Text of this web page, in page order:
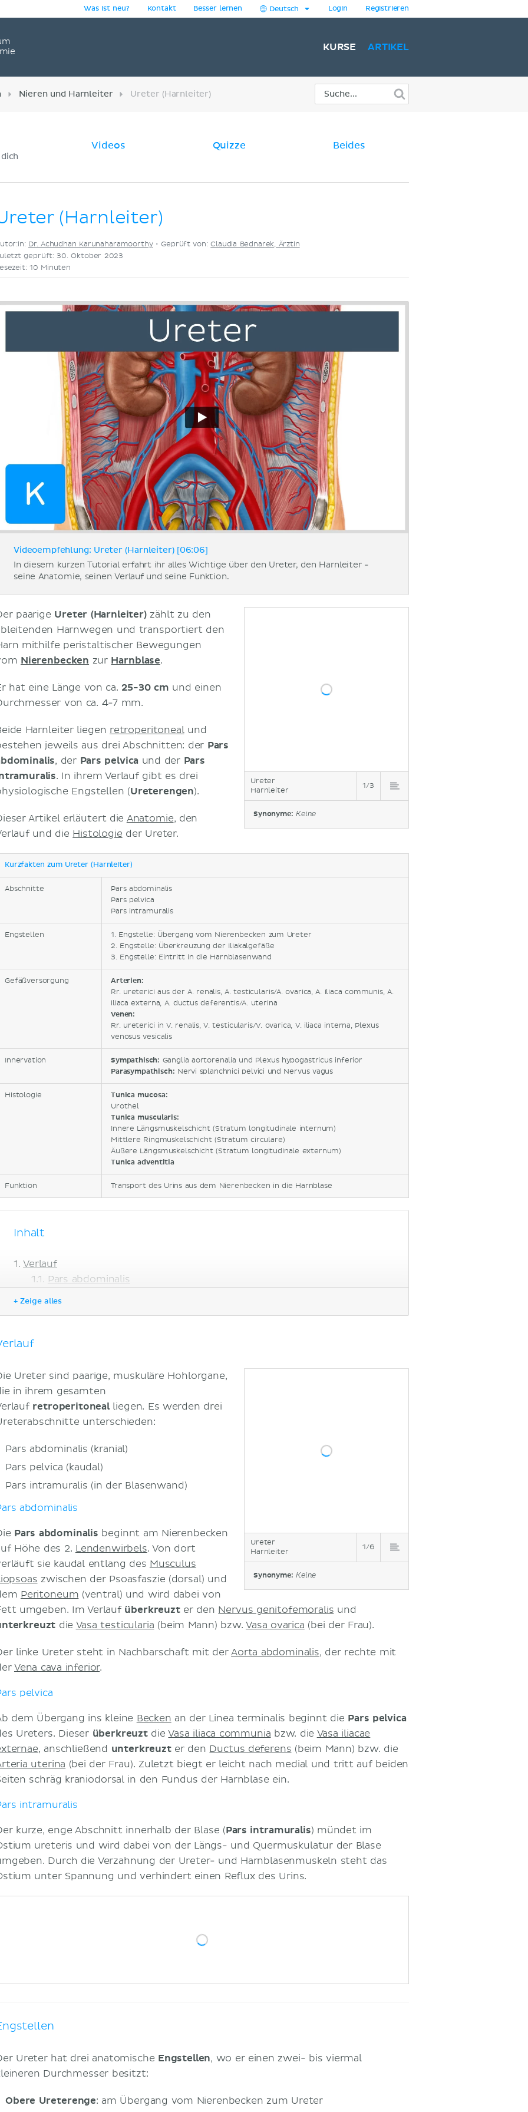
Was ist neu? Kontakt Besser lernen Deutsch Login Registrieren
KURSE ARTIKEL
Nieren und Harnleiter Ureter (Harnleiter)
Videos Quizze Beides
(Harnleiter)
Dr. Achudhan Karunaharamoorthy•Geprüft von:Claudia Bednarek, Ärztin
geprüft: 30. Oktober 2023
10 Minuten
Videoempfehlung: Ureter (Harnleiter) [06:06]
In diesem kurzen Tutorial erfahrt ihr alles Wichtige über den Ureter, den Harnleiter -
seine Anatomie, seinen Verlauf und seine Funktion.
Ureter
Harnleiter
1/3
Synonyme: Keine
paarige Ureter (Harnleiter)zählt zu den
Harnwegen und transportiert den
mithilfe peristaltischer Bewegungen
Nierenbecken zur Harnblase.
hat eine Länge von ca.25-30 cm und einen
von ca. 4-7 mm.
Harnleiter liegen retroperitonealund
jeweils aus drei Abschnitten: der Pars
, der Pars pelvica und der Pars
. In ihrem Verlauf gibt es drei
Engstellen (Ureterengen).
Artikel erläutert die Anatomie, den
und die Histologie der Ureter.
Kurzfakten zum Ureter (Harnleiter)
Abschnitte
Pars abdominalis
Pars pelvica
Pars intramuralis
Engstellen
1. Engstelle: Übergang vom Nierenbecken zum Ureter
2. Engstelle: Überkreuzung der Iliakalgefäße
3. Engstelle: Eintritt in die Harnblasenwand
Gefäßversorgung
Arterien:
Rr. ureterici aus der A. renalis, A. testicularis/A. ovarica, A. iliaca communis, A.
iliaca externa, A. ductus deferentis/A. uterina
Venen:
Rr. ureterici in V. renalis, V. testicularis/V. ovarica, V. iliaca interna, Plexus
venosus vesicalis
Innervation Sympathisch: Ganglia aortorenalia und Plexus hypogastricus inferior
Parasympathisch: Nervi splanchnici pelvici und Nervus vagus
Histologie
Tunica mucosa:
Urothel
Tunica muscularis:
Innere Längsmuskelschicht (Stratum longitudinale internum)
Mittlere Ringmuskelschicht (Stratum circulare)
Äußere Längsmuskelschicht (Stratum longitudinale externum)
Tunica adventitia
Funktion Transport des Urins aus dem Nierenbecken in die Harnblase
Inhalt
Verlauf
Pars abdominalis
Blutversorgung und Lymphabfluss
Venen
Lymphabfluss
Innervation
Histologie
Tunica muscularis
Tunica adventitia
Klinik
Harnsteine
Doppelniere
+ Zeige alles
Ureter
Harnleiter
1/6
Synonyme: Keine
Ureter sind paarige, muskuläre Hohlorgane,
in ihrem gesamten
retroperitonealliegen. Es werden drei
unterschieden:
Pars abdominalis (kranial)
Pars pelvica (kaudal)
Pars intramuralis (in der Blasenwand)
abdominalis
Pars abdominalis beginnt am Nierenbecken
Höhe des 2. Lendenwirbels. Von dort
sie kaudal entlang des Musculus
zwischen der Psoasfaszie (dorsal) und
Peritoneum (ventral) und wird dabei von
umgeben. Im Verlauf überkreuzter den Nervus genitofemoralis und
die Vasa testicularia (beim Mann) bzw.Vasa ovarica (bei der Frau).
linke Ureter steht in Nachbarschaft mit derAorta abdominalis, der rechte mit
Vena cava inferior.
pelvica
dem Übergang ins kleine Becken an der Linea terminalis beginnt die Pars pelvica
Ureters. Dieser überkreuzt dieVasa iliaca communia bzw. die Vasa iliacae
, anschließend unterkreuzt er den Ductus deferens (beim Mann) bzw. die
uterina (bei der Frau). Zuletzt biegt er leicht nach medial und tritt auf beiden
schräg kraniodorsal in den Fundus der Harnblase ein.
intramuralis
kurze, enge Abschnitt innerhalb der Blase (Pars intramuralis) mündet im
ureteris und wird dabei von der Längs- und Quermuskulatur der Blase
Durch die Verzahnung der Ureter- und Harnblasenmuskeln steht das
unter Spannung und verhindert einen Reflux des Urins.
Ureter hat drei anatomische Engstellen, wo er einen zwei- bis viermal
Durchmesser besitzt:
Obere Ureterenge: am Übergang vom Nierenbecken zum Ureter